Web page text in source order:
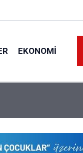
EKONOMI